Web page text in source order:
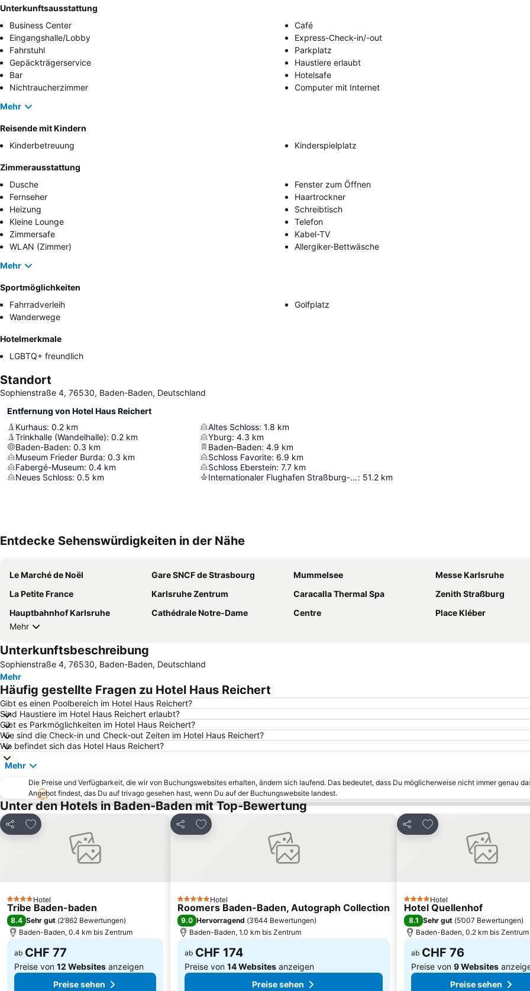
Unterkunftsausstattung
Business Center
Café
Eingangshalle/Lobby
Express-Check-in/-out
Fahrstuhl
Parkplatz
Gepäckträgerservice
Haustiere erlaubt
Bar
Hotelsafe
Nichtraucherzimmer
Computer mit Internet
Mehr
Reisende mit Kindern
Kinderbetreuung
Kinderspielplatz
Zimmerausstattung
Dusche
Fenster zum Öffnen
Fernseher
Haartrockner
Heizung
Schreibtisch
Kleine Lounge
Telefon
Zimmersafe
Kabel-TV
WLAN (Zimmer)
Allergiker-Bettwäsche
Mehr
Sportmöglichkeiten
Fahrradverleih
Golfplatz
Wanderwege
Hotelmerkmale
LGBTQ+ freundlich
Standort
Sophienstraße 4, 76530, Baden-Baden, Deutschland
Entfernung von Hotel Haus Reichert
Kurhaus: 0.2 km
Trinkhalle (Wandelhalle): 0.2 km
Baden-Baden: 0.3 km
Museum Frieder Burda: 0.3 km
Fabergé-Museum: 0.4 km
Neues Schloss: 0.5 km
Altes Schloss: 1.8 km
Yburg: 4.3 km
Baden-Baden: 4.9 km
Schloss Favorite: 6.9 km
Schloss Eberstein: 7.7 km
Internationaler Flughafen Straßburg-Enzheim: 51.2 km
Entdecke Sehenswürdigkeiten in der Nähe
Le Marché de Noël Gare SNCF de Strasbourg Mummelsee
Messe Karlsruhe
La Petite France
Karlsruhe Zentrum Caracalla Thermal Spa
Zenith Straßburg
Hauptbahnhof Karlsruhe
Cathédrale Notre-Dame Centre
Place Kléber
Mehr
Unterkunftsbeschreibung
Sophienstraße 4, 76530, Baden-Baden, Deutschland
Mehr
Häufig gestellte Fragen zu Hotel Haus Reichert
Gibt es einen Poolbereich im Hotel Haus Reichert?
Sind Haustiere im Hotel Haus Reichert erlaubt?
Gibt es Parkmöglichkeiten im Hotel Haus Reichert?
Wie sind die Check-in und Check-out Zeiten im Hotel Haus Reichert?
Wo befindet sich das Hotel Haus Reichert?
Mehr
Die Preise und Verfügbarkeit, die wir von Buchungswebsites erhalten, ändern sich laufend. Das bedeutet, dass Du möglicherweise nicht immer genau
Angebot findest, das Du auf trivago gesehen hast, wenn Du auf der Buchungswebsite landest.
Unter den Hotels in Baden-Baden mit Top-Bewertung
Teilen
Zu Favoriten hinzufügen
4 SterneHotel
Tribe Baden-baden
8.4 Sehr gut (2’862 Bewertungen)
Baden-Baden, 0.4 km bis Zentrum
ab CHF 77
Preise von 12 Websites anzeigen
Preise sehen
Teilen
Zu Favoriten hinzufügen
5 SterneHotel
Roomers Baden-Baden, Autograph Collection
9.0 Hervorragend (3’644 Bewertungen)
Baden-Baden, 1.0 km bis Zentrum
ab CHF 174
Preise von 14 Websites anzeigen
Preise sehen
Teilen
Zu Favoriten hinzufügen
4 SterneHotel
Hotel Quellenhof
8.1 Sehr gut (5’007 Bewertungen)
Baden-Baden, 0.2 km bis Zentrum
ab CHF 76
Preise von 9 Websites
Preise sehen